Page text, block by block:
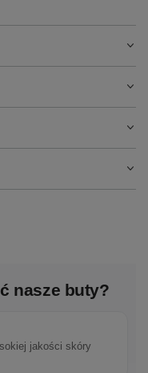
nasze buty?
jakości skóry